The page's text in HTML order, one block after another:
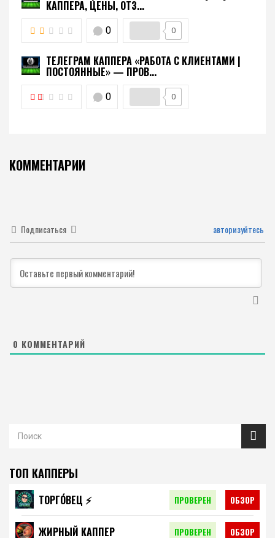
КАППЕРА, ЦЕНЫ, ОТЗ...
0 0
ТЕЛЕГРАМ КАППЕРА «РАБОТА С КЛИЕНТАМИ |
ПОСТОЯННЫЕ» — ПРОВ...
0 0
КОММЕНТАРИИ
Подписаться авторизуйтесь
0 КОММЕНТАРИЙ
ТОП КАППЕРЫ
ТОРГО́ВЕЦ ⚡️ ПРОВЕРЕН ОБЗОР
ЖИРНЫЙ КАППЕР ПРОВЕРЕН ОБЗОР